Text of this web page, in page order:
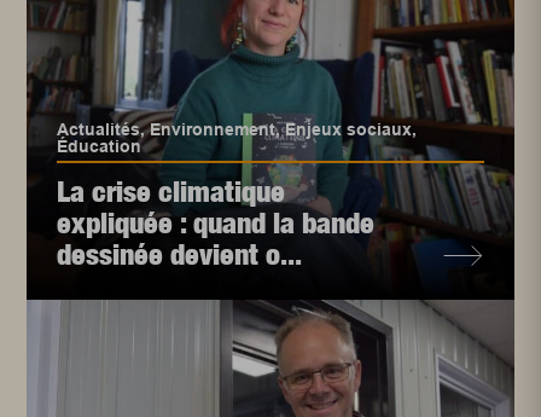
Actualités,Environnement,Enjeux sociaux,
Éducation
La crise climatique
expliquée : quand la bande
dessinée devient o...